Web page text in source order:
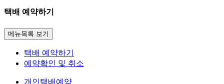
택배 예약하기
메뉴목록 보기
택배 예약하기
예약확인 및 취소
개인택배예약